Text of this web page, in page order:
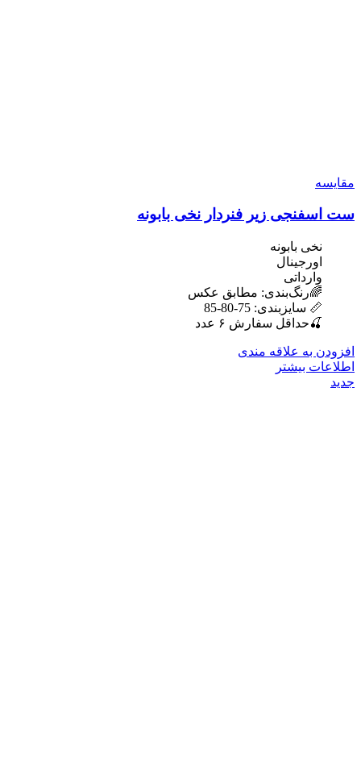
مقایسه
ست اسفنجی زیر فنردار نخی بابونه
نخی بابونه
اورجینال
وارداتی
🌈رنگ‌بندی: مطابق عکس
📏 سایزبندی: 75-80-85
🍒حداقل سفارش ۶ عدد
افزودن به علاقه مندی
اطلاعات بیشتر
جدید